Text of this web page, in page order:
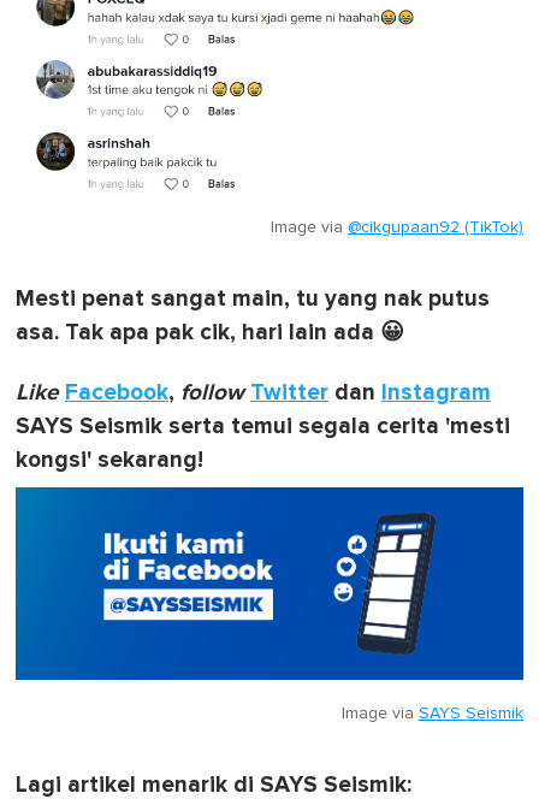
Image via @cikgupaan92 (TikTok)
Mesti penat sangat main, tu yang nak putus
asa. Tak apa pak cik, hari lain ada 😀
Like Facebook, follow Twitter dan Instagram
SAYS Seismik serta temui segala cerita 'mesti
kongsi' sekarang!
Image via SAYS Seismik
Lagi artikel menarik di SAYS Seismik: